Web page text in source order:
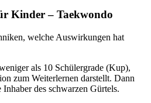
Kinder – Taekwondo
welche Auswirkungen hat
als 10 Schülergrade (Kup),
zum Weiterlernen darstellt. Dann
des schwarzen Gürtels.